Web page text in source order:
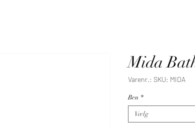
Mida
Varenr.: SKU: MIDA
Ben *
Vælg